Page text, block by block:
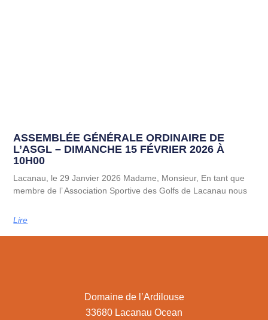
ASSEMBLÉE GÉNÉRALE ORDINAIRE DE
L’ASGL – DIMANCHE 15 FÉVRIER 2026 À
10H00
Lacanau, le 29 Janvier 2026 Madame, Monsieur, En tant que
membre de l’ Association Sportive des Golfs de Lacanau nous
Lire
Domaine de l’Ardilouse
33680 Lacanau Ocean